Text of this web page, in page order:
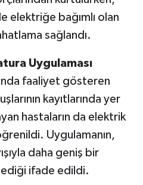
elektriğe bağımlı olan
sağlandı.
Uygulaması
faaliyet gösteren
kayıtlarında yer
hastaların da elektrik
Uygulamanın,
daha geniş bir
ifade edildi.